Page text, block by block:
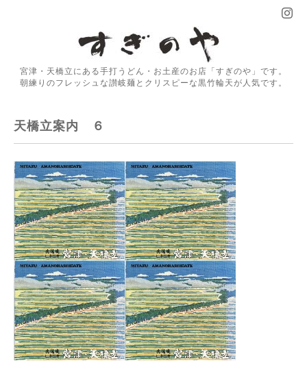
宮津・天橋立にある手打うどん・お土産のお店「すぎのや」です。
朝練りのフレッシュな讃岐麺とクリスピーな黒竹輪天が人気です。
天橋立案内 ６